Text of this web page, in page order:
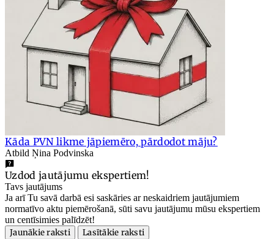
Kāda PVN likme jāpiemēro, pārdodot māju?
Atbild Ņina Podvinska
Uzdod jautājumu ekspertiem!
Tavs jautājums
Ja arī Tu savā darbā esi saskāries ar neskaidriem jautājumiem
normatīvo aktu piemērošanā, sūti savu jautājumu mūsu ekspertiem
un centīsimies palīdzēt!
Jaunākie raksti
Lasītākie raksti